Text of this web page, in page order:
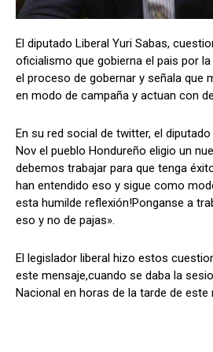
Facebook X WhatsApp
Facebook X WhatsApp
El diputado Liberal Yuri Sabas,
oficialismo que gobierna el pais por
el proceso de gobernar y señala que
en modo de campaña y actuan con
En su red social de twitter, el
Nov el pueblo Hondureño eligio un
debemos trabajar para que tenga
han entendido eso y sigue como
esta humilde reflexión!Ponganse a
eso y no de pajas».
El legislador liberal hizo estos
este mensaje,cuando se daba la
Nacional en horas de la tarde de este